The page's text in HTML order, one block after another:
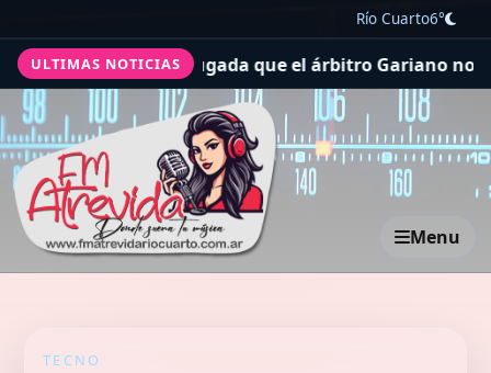
Río Cuarto6°
ULTIMAS NOTICIAS
jugada que el árbitro Gariano no cobró y el
Menu
TECNO